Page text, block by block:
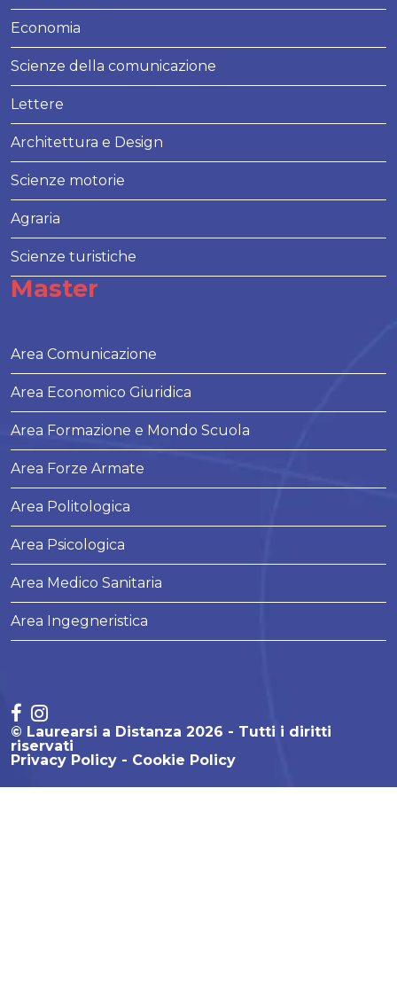
Economia
Scienze della comunicazione
Lettere
Architettura e Design
Scienze motorie
Agraria
Scienze turistiche
Master
Area Comunicazione
Area Economico Giuridica
Area Formazione e Mondo Scuola
Area Forze Armate
Area Politologica
Area Psicologica
Area Medico Sanitaria
Area Ingegneristica
© Laurearsi a Distanza 2026 - Tutti i diritti
riservati
Privacy Policy
Cookie Policy